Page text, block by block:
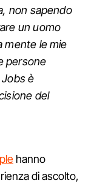
non sapendo
un uomo
mente le mie
persone
Jobs è
del
hanno
di ascolto,